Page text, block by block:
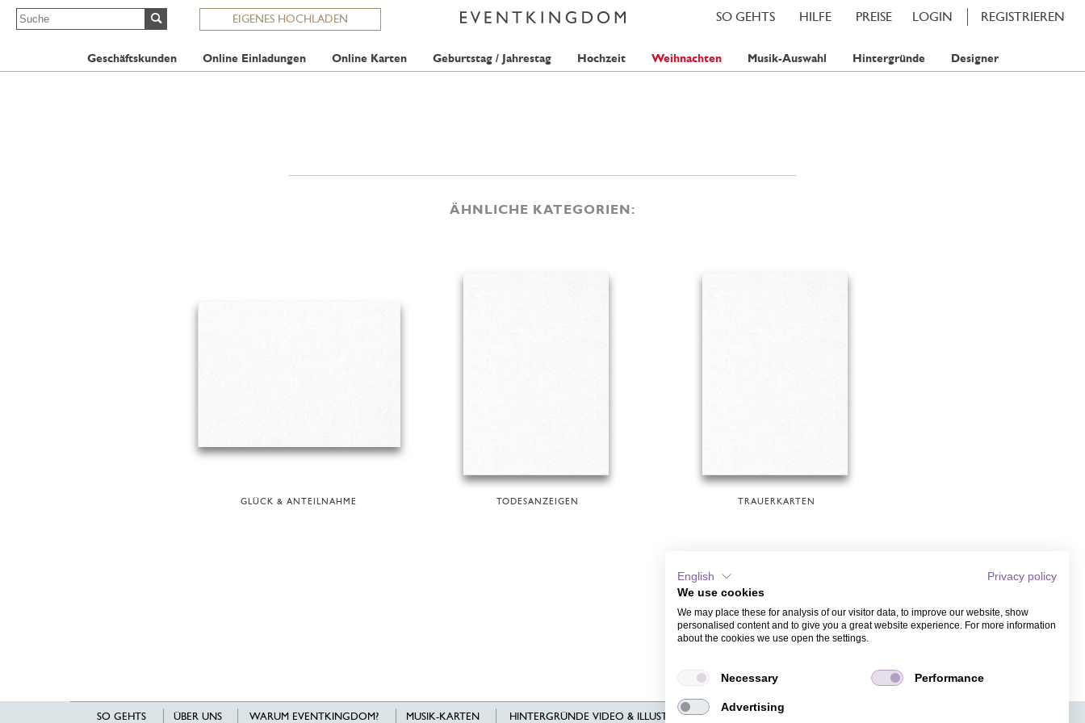
EIGENES HOCHLADEN LOGIN REGISTRIEREN
PREISE
HILFE
SO GEHTS
Geschäftskunden Online Einladungen Online Karten Geburtstag / Jahrestag Hochzeit Weihnachten Musik-Auswahl Hintergründe Designer
ÄHNLICHE KATEGORIEN:
GLÜCK & ANTEILNAHME TODESANZEIGEN TRAUERKARTEN
SO GEHTS ÜBER UNS WARUM EVENTKINGDOM? MUSIK-KARTEN HINTERGRÜNDE VIDEO & ILLUSTRATIONEN
English
Privacy policy
We use cookies
We may place these for analysis of our visitor data, to improve our website, show
personalised content and to give you a great website experience. For more information
about the cookies we use open the settings.
Necessary Performance
Advertising